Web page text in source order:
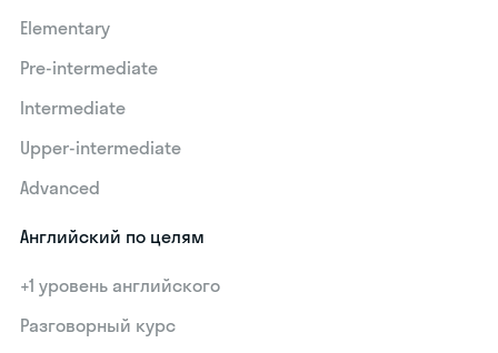
Elementary
Pre-intermediate
Intermediate
Upper-intermediate
Advanced
Английский по целям
+1 уровень английского
Разговорный курс